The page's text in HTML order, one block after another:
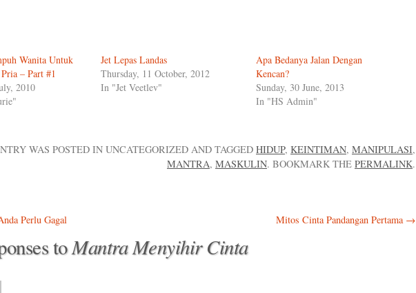
Wanita Untuk
– Part #1
2010
Jet Lepas Landas
Thursday, 11 October, 2012
In "Jet Veetlev"
Apa Bedanya Jalan Dengan
Kencan?
Sunday, 30 June, 2013
In "HS Admin"
WAS POSTED IN UNCATEGORIZED AND TAGGED HIDUP, KEINTIMAN, MANIPULASI,
MANTRA, MASKULIN. BOOKMARK THE PERMALINK.
Perlu Gagal Mitos Cinta Pandangan Pertama →
toMantra Menyihir Cinta